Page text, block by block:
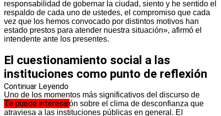
responsabilidad de gobernar la ciudad, siento y he sentido el
respaldo de cada uno de ustedes, el compromiso que cada
vez que los hemos convocado por distintos motivos han
estado prestos para atender nuestra situación», afirmó el
intendente ante los presentes.
El cuestionamiento social a las
instituciones como punto de reflexión
Uno de los momentos más significativos del discurso de
Rach fue su reflexión sobre el clima de desconfianza que
atraviesa a las instituciones públicas en general. El
Continuar Leyendo
Te puede interesar